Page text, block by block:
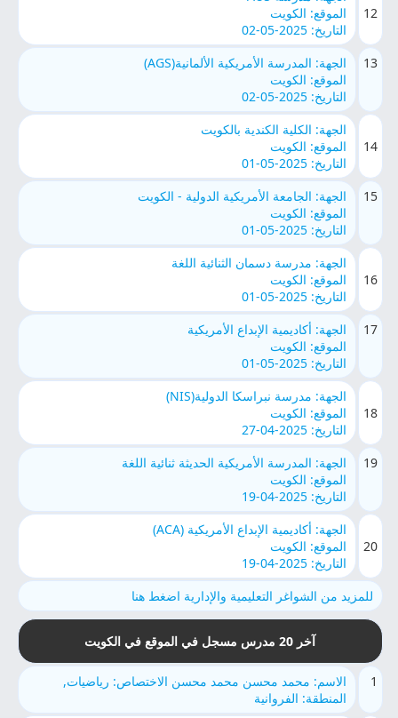
12
الموقع: الكويت
التاريخ: 2025-05-02
13
الجهة: المدرسة الأمريكية الألمانية(AGS)
الموقع: الكويت
التاريخ: 2025-05-02
14
الجهة: الكلية الكندية بالكويت
الموقع: الكويت
التاريخ: 2025-05-01
15
الجهة: الجامعة الأمريكية الدولية - الكويت
الموقع: الكويت
التاريخ: 2025-05-01
16
الجهة: مدرسة دسمان الثنائية اللغة
الموقع: الكويت
التاريخ: 2025-05-01
17
الجهة: أكاديمية الإبداع الأمريكية
الموقع: الكويت
التاريخ: 2025-05-01
18
الجهة: مدرسة نبراسكا الدولية(NIS)
الموقع: الكويت
التاريخ: 2025-04-27
19
الجهة: المدرسة الأمريكية الحديثة ثنائية اللغة
الموقع: الكويت
التاريخ: 2025-04-19
20
الجهة: أكاديمية الإبداع الأمريكية (ACA)
الموقع: الكويت
التاريخ: 2025-04-19
للمزيد من الشواغر التعليمية والإدارية اضغط هنا
آخر 20 مدرس مسجل في الموقع في الكويت
1
الاسم: محمد محسن محمد محسن الاختصاص: رياضيات,
المنطقة: الفروانية